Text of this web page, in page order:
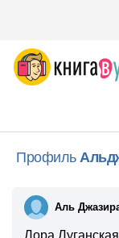
Профиль
Аль
Лора